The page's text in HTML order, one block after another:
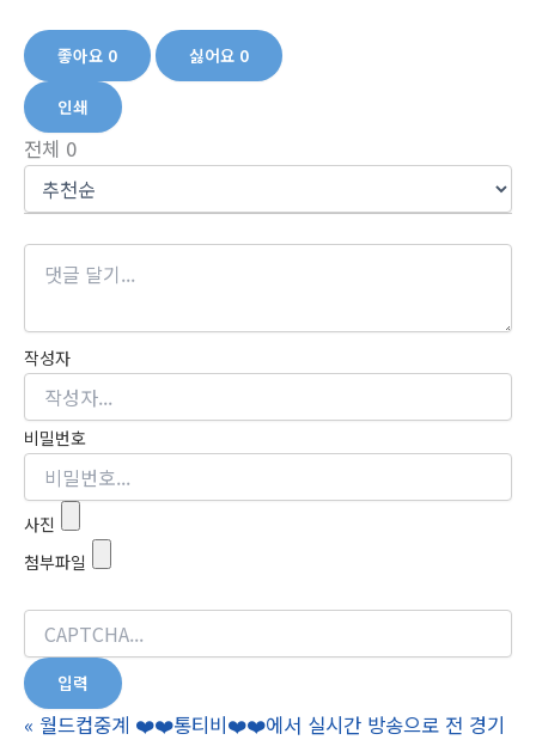
좋아요 0 싫어요 0
인쇄
전체 0
작성자
비밀번호
사진
첨부파일
« 월드컵중계 ❤️❤️통티비❤️❤️에서 실시간 방송으로 전 경기